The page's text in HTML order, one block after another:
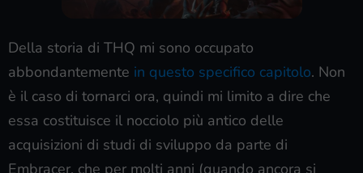
Della storia di THQ mi sono occupato
abbondantemente in questo specifico capitolo. Non
è il caso di tornarci ora, quindi mi limito a dire che
essa costituisce il nocciolo più antico delle
acquisizioni di studi di sviluppo da parte di
Embracer, che per molti anni (quando ancora si